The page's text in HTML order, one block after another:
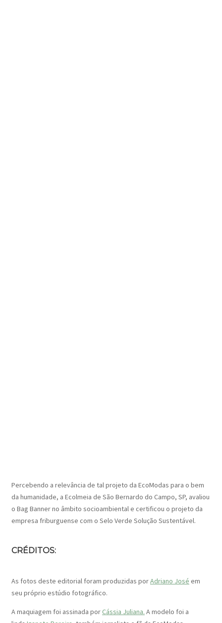
Percebendo a relevância de tal projeto da EcoModas para o bem
da humanidade, a Ecolmeia de São Bernardo do Campo, SP, avaliou
o Bag Banner no âmbito socioambiental e certificou o projeto da
empresa friburguense com o Selo Verde Solução Sustentável.
CRÉDITOS:
As fotos deste editorial foram produzidas porAdriano José em
seu próprio estúdio fotográfico.
A maquiagem foi assinada porCássia Juliana. A modelo foi a